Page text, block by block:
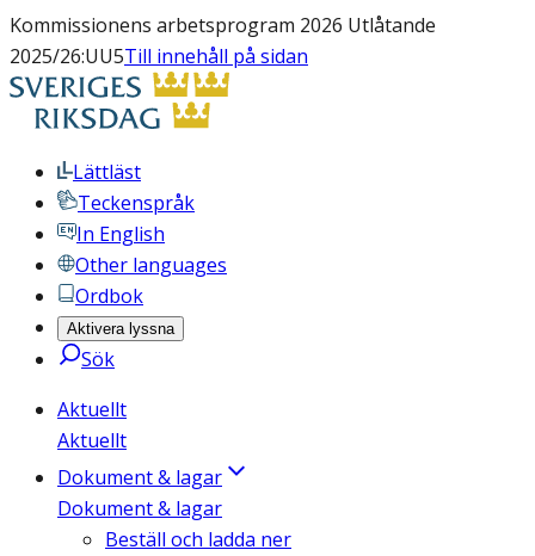
Kommissionens arbetsprogram 2026 Utlåtande
2025/26:UU5Till innehåll på sidan
Lättläst
Teckenspråk
In English
Other languages
Ordbok
Aktivera lyssna
Sök
Aktuellt
Aktuellt
Dokument & lagar
Dokument & lagar
Beställ och ladda ner